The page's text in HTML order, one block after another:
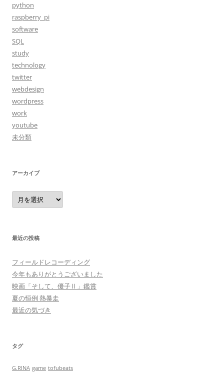
python
raspberry_pi
software
SQL
study
technology
twitter
webdesign
wordpress
work
youtube
未分類
アーカイブ
ア
ー
カ
最近の投稿
フィールドレコーディング
今年もありがとうございました
映画「そして、優子Ⅱ」鑑賞
夏の恒例 熱暴走
最近の気づき
タグ
G.RINA game tofubeats